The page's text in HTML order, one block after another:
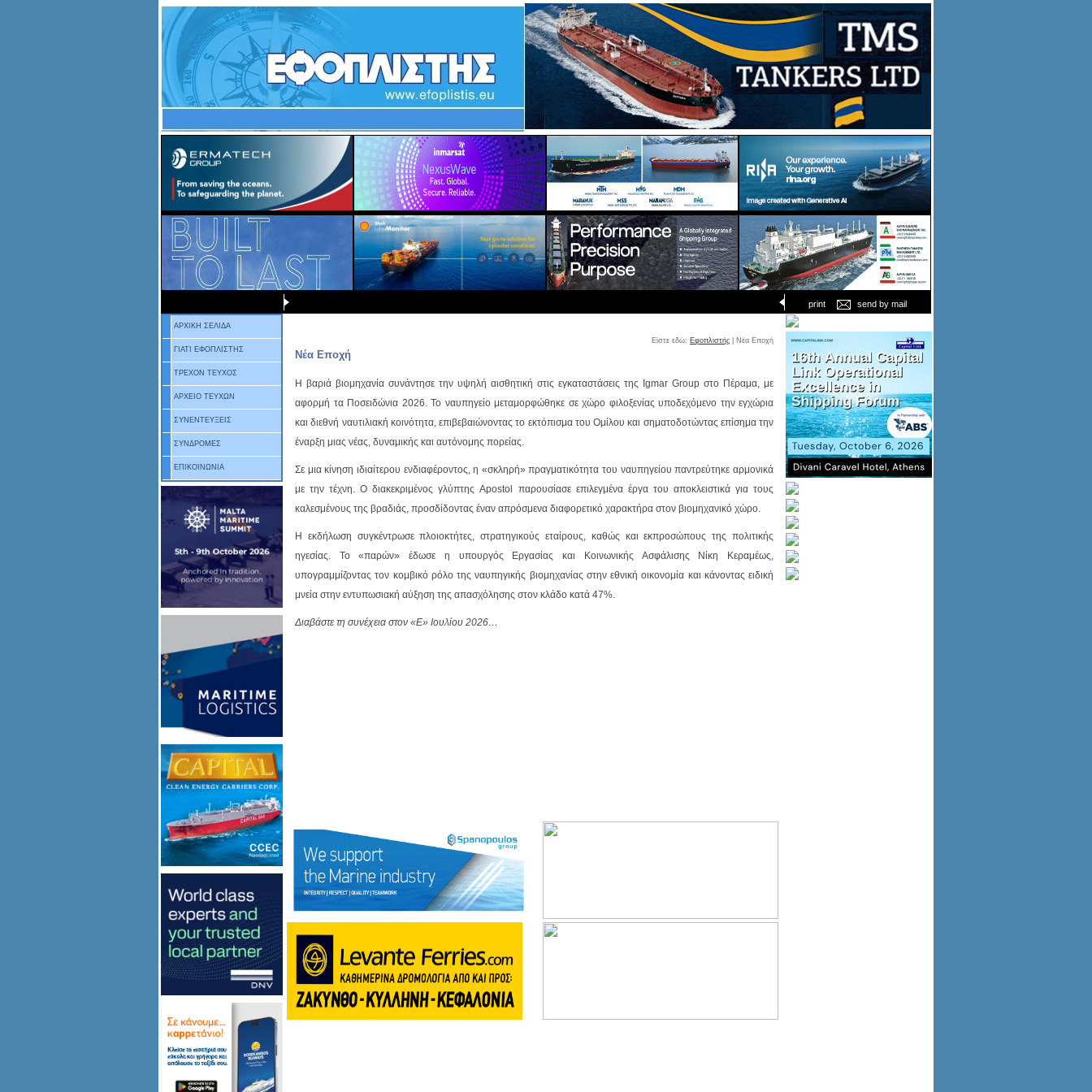
print send by mail
ΑΡΧΙΚΗ ΣΕΛΙΔΑ
ΓΙΑΤΙ ΕΦΟΠΛΙΣΤΗΣ
ΤΡΕΧΟΝ ΤΕΥΧΟΣ
ΑΡΧΕΙΟ ΤΕΥΧΩΝ
ΣΥΝΕΝΤΕΥΞΕΙΣ
ΣΥΝΔΡΟΜΕΣ
ΕΠΙΚΟΙΝΩΝΙΑ
Είστε εδώ: Εφοπλιστής | Νέα Εποχή
Νέα Εποχή
Η βαριά βιομηχανία συνάντησε την υψηλή αισθητική στις εγκαταστάσεις της Igmar Group στο Πέραμα, με
αφορμή τα Ποσειδώνια 2026. Το ναυπηγείο μεταμορφώθηκε σε χώρο φιλοξενίας υποδεχόμενο την εγχώρια
και διεθνή ναυτιλιακή κοινότητα, επιβεβαιώνοντας το εκτόπισμα του Ομίλου και σηματοδοτώντας επίσημα την
έναρξη μιας νέας, δυναμικής και αυτόνομης πορείας.
Σε μια κίνηση ιδιαίτερου ενδιαφέροντος, η «σκληρή» πραγματικότητα του ναυπηγείου παντρεύτηκε αρμονικά
με την τέχνη. Ο διακεκριμένος γλύπτης Apostol παρουσίασε επιλεγμένα έργα του αποκλειστικά για τους
καλεσμένους της βραδιάς, προσδίδοντας έναν απρόσμενα διαφορετικό χαρακτήρα στον βιομηχανικό χώρο.
Η εκδήλωση συγκέντρωσε πλοιοκτήτες, στρατηγικούς εταίρους, καθώς και εκπροσώπους της πολιτικής
ηγεσίας. Το «παρών» έδωσε η υπουργός Εργασίας και Κοινωνικής Ασφάλισης Νίκη Κεραμέως,
υπογραμμίζοντας τον κομβικό ρόλο της ναυπηγικής βιομηχανίας στην εθνική οικονομία και κάνοντας ειδική
μνεία στην εντυπωσιακή αύξηση της απασχόλησης στον κλάδο κατά 47%.
Διαβάστε τη συνέχεια στον «Ε» Ιουλίου 2026…